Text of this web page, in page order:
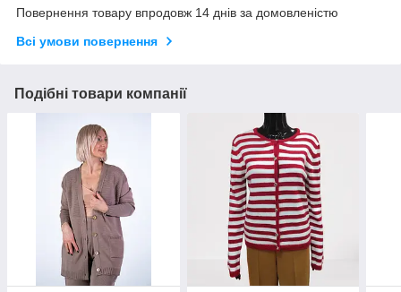
Повернення товару впродовж 14 днів за домовленістю
Всі умови повернення
Подібні товари компанії